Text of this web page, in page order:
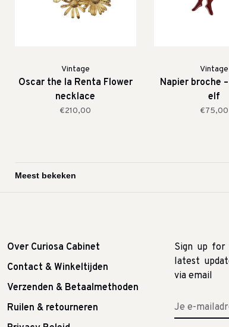
Vintage
Oscar the la Renta Flower
necklace
€210,00
Vintage
Napier broche
elf
€75,00
Over Curiosa Cabinet
Contact & Winkeltijden
Verzenden & Betaalmethoden
Ruilen & retourneren
Sign up
latest
via email